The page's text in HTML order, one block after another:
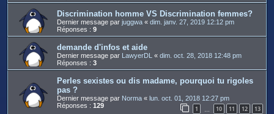
Discrimination homme VS Discrimination femmes?
Dernier message par juggwa « dim. janv. 27, 2019 12:12 pm
Réponses : 9
demande d'infos et aide
Dernier message par LawyerDL « dim. oct. 28, 2018 12:48 pm
Réponses : 3
Perles sexistes ou dis madame, pourquoi tu rigoles
pas ?
Dernier message par Norma « lun. oct. 01, 2018 12:27 pm
Réponses : 129 1 10 11 12 13